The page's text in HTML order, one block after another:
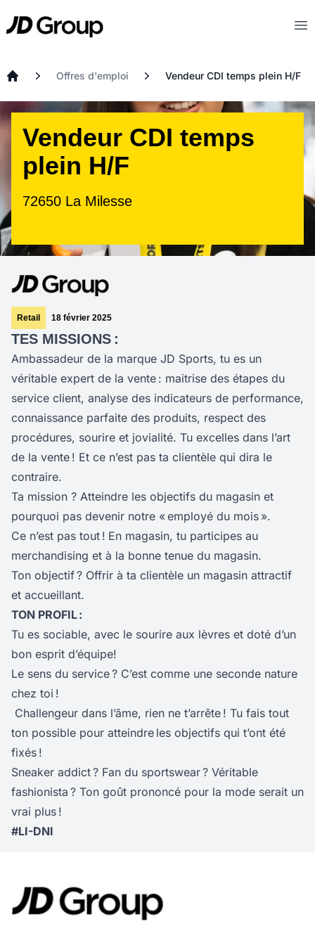
JD
Offres d'emploi Vendeur CDI temps plein H/F
Vendeur CDI temps
plein H/F
72650 La Milesse
Retail 18 février 2025
TES MISSIONS :
Ambassadeur de la marque JD Sports, tu es un
véritable expert de la vente : maitrise des étapes du
service client, analyse des indicateurs de performance,
connaissance parfaite des produits, respect des
procédures, sourire et jovialité. Tu excelles dans l’art
de la vente ! Et ce n’est pas ta clientèle qui dira le
contraire.
Ta mission ? Atteindre les objectifs du magasin et
pourquoi pas devenir notre « employé du mois ».
Ce n’est pas tout ! En magasin, tu participes au
merchandising et à la bonne tenue du magasin.
Ton objectif ? Offrir à ta clientèle un magasin attractif
et accueillant.
TON PROFIL :
Tu es sociable, avec le sourire aux lèvres et doté d’un
bon esprit d’équipe!
Le sens du service ? C’est comme une seconde nature
chez toi !
Challengeur dans l’âme, rien ne t’arrête ! Tu fais tout
ton possible pour atteindre les objectifs qui t’ont été
fixés !
Sneaker addict ? Fan du sportswear ? Véritable
fashionista ? Ton goût prononcé pour la mode serait un
vrai plus !
#LI-DNI